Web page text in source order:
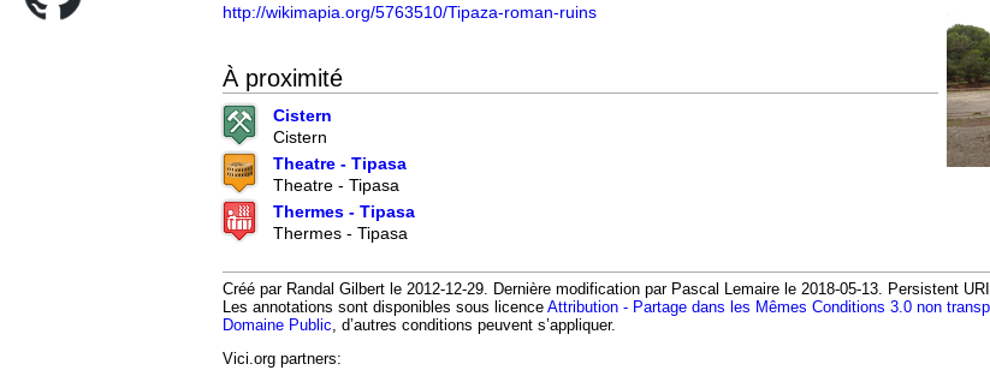
http://wikimapia.org/5763510/Tipaza-roman-ruins
À proximité
Cistern
Cistern
Theatre - Tipasa
Theatre - Tipasa
Thermes - Tipasa
Thermes - Tipasa
Créé par Randal Gilbert le 2012-12-29. Dernière modification par Pascal Lemaire le 2018-05-13. Persistent
Les annotations sont disponibles sous licence Attribution - Partage dans les Mêmes Conditions 3.0 non
Domaine Public, d’autres conditions peuvent s’appliquer.
Vici.org partners: